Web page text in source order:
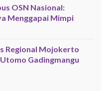
OSN Nasional:
Menggapai Mimpi
Regional Mojokerto
Gadingmangu